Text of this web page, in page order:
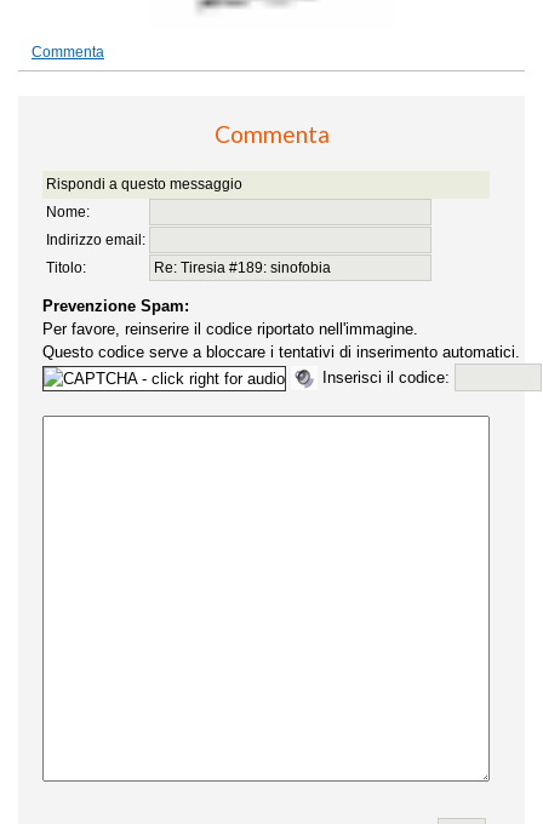
Commenta
Commenta
Rispondi a questo messaggio
Nome:
Indirizzo email:
Titolo:
Prevenzione Spam:
Per favore, reinserire il codice riportato nell'immagine.
Questo codice serve a bloccare i tentativi di inserimento automatici.
Inserisci il codice: